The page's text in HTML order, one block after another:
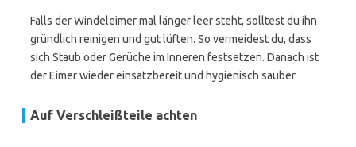
Falls der Windeleimer mal länger leer steht, solltest du ihn
gründlich reinigen und gut lüften. So vermeidest du, dass
sich Staub oder Gerüche im Inneren festsetzen. Danach ist
der Eimer wieder einsatzbereit und hygienisch sauber.
Auf Verschleißteile achten